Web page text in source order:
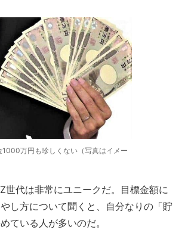
1000万円も珍しくない（写真はイメー
世代は非常にユニークだ。目標金額に
し方について聞くと、自分なりの「貯
ている人が多いのだ。